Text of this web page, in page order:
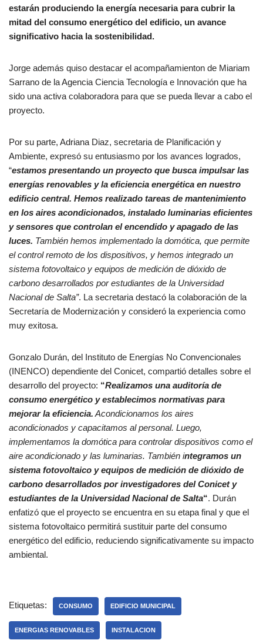
estarán produciendo la energía necesaria para cubrir la
mitad del consumo energético del edificio, un avance
significativo hacia la sostenibilidad.
Jorge además quiso destacar el acompañamienton de Miariam
Sarrano de la Agencia Ciencia Tecnología e Innovación que ha
sido una activa colaboradora para que se pueda llevar a cabo el
proyecto.
Por su parte, Adriana Diaz, secretaria de Planificación y
Ambiente, expresó su entusiasmo por los avances logrados,
“estamos presentando un proyecto que busca impulsar las
energías renovables y la eficiencia energética en nuestro
edificio central. Hemos realizado tareas de mantenimiento
en los aires acondicionados, instalado luminarias eficientes
y sensores que controlan el encendido y apagado de las
luces. También hemos implementado la domótica, que permite
el control remoto de los dispositivos, y hemos integrado un
sistema fotovoltaico y equipos de medición de dióxido de
carbono desarrollados por estudiantes de la Universidad
Nacional de Salta”. La secretaria destacó la colaboración de la
Secretaría de Modernización y consideró la experiencia como
muy exitosa.
Gonzalo Durán, del Instituto de Energías No Convencionales
(INENCO) dependiente del Conicet, compartió detalles sobre el
desarrollo del proyecto: “Realizamos una auditoría de
consumo energético y establecimos normativas para
mejorar la eficiencia. Acondicionamos los aires
acondicionados y capacitamos al personal. Luego,
implementamos la domótica para controlar dispositivos como el
aire acondicionado y las luminarias. También integramos un
sistema fotovoltaico y equipos de medición de dióxido de
carbono desarrollados por investigadores del Conicet y
estudiantes de la Universidad Nacional de Salta“. Durán
enfatizó que el proyecto se encuentra en su etapa final y que el
sistema fotovoltaico permitirá sustituir parte del consumo
energético del edificio, reduciendo significativamente su impacto
ambiental.
Etiquetas: CONSUMO EDIFICIO MUNICIPAL
ENERGIAS RENOVABLES INSTALACION